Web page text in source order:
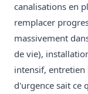
canalisations en
remplacer
massivement
de vie),
intensif,
d'urgence sait ce